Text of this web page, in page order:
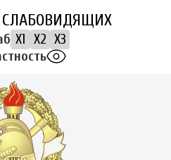
СЛАБОВИДЯЩИХ
X1 X2 X3